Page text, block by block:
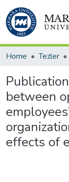
Home Tezler
between
effects of